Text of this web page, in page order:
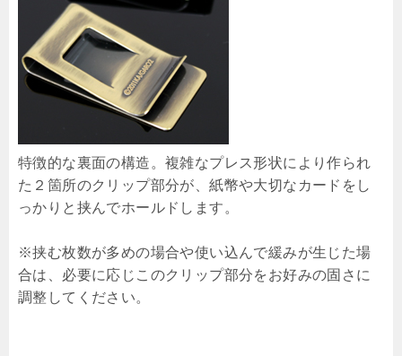
特徴的な裏面の構造。複雑なプレス形状により作られ
た２箇所のクリップ部分が、紙幣や大切なカードをし
っかりと挟んでホールドします。
※挟む枚数が多めの場合や使い込んで緩みが生じた場
合は、必要に応じこのクリップ部分をお好みの固さに
調整してください。